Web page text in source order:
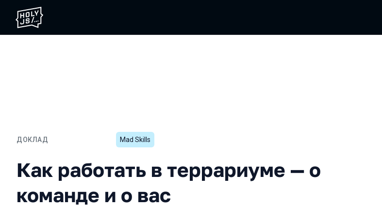
ДОКЛАД
Как работать в террариуме — о команде и о вас
Mad Skills
Как работать в террариуме — о
команде и о вас